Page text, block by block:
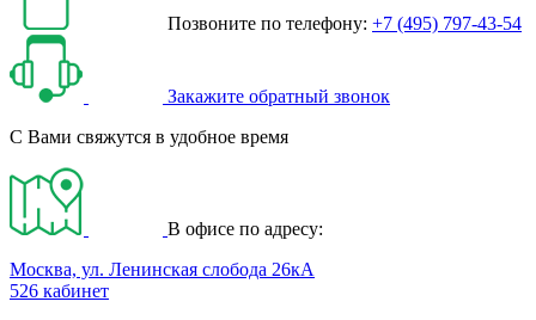
Позвоните по телефону: +7 (495) 797-43-54
Закажите обратный звонок
С Вами свяжутся в удобное время
В офисе по адресу:
Москва, ул. Ленинская слобода 26кА
526 кабинет